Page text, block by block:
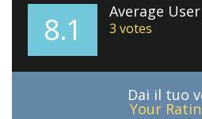
8.1 Average
3 votes
Dai il tuo
Your